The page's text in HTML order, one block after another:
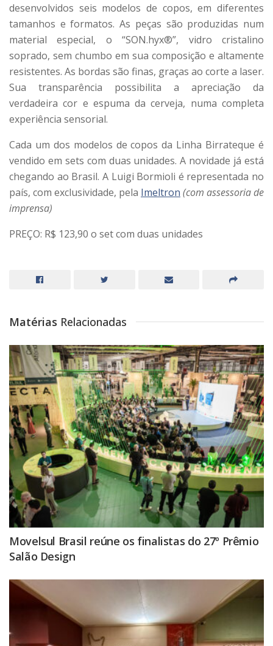
desenvolvidos seis modelos de copos, em diferentes
tamanhos e formatos. As peças são produzidas num
material especial, o “SON.hyx®”, vidro cristalino
soprado, sem chumbo em sua composição e altamente
resistentes. As bordas são finas, graças ao corte a laser.
Sua transparência possibilita a apreciação da
verdadeira cor e espuma da cerveja, numa completa
experiência sensorial.
Cada um dos modelos de copos da Linha Birrateque é
vendido em sets com duas unidades. A novidade já está
chegando ao Brasil. A Luigi Bormioli é representada no
país, com exclusividade, pela Imeltron (com assessoria de
imprensa)
PREÇO: R$ 123,90 o set com duas unidades
Matérias Relacionadas
Movelsul Brasil reúne os finalistas do 27º Prêmio
Salão Design